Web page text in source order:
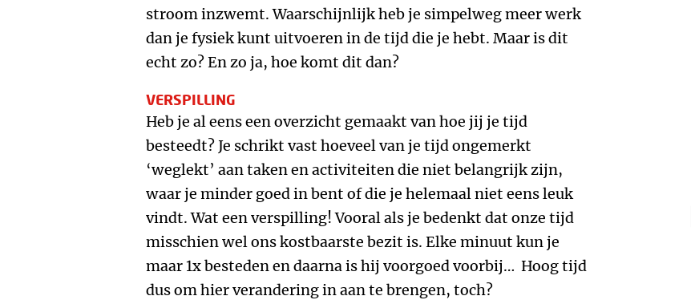
stroom inzwemt. Waarschijnlijk heb je simpelweg meer werk
dan je fysiek kunt uitvoeren in de tijd die je hebt. Maar is dit
echt zo? En zo ja, hoe komt dit dan?
VERSPILLING
Heb je al eens een overzicht gemaakt van hoe jij je tijd
besteedt? Je schrikt vast hoeveel van je tijd ongemerkt
‘weglekt’ aan taken en activiteiten die niet belangrijk zijn,
waar je minder goed in bent of die je helemaal niet eens leuk
vindt. Wat een verspilling! Vooral als je bedenkt dat onze tijd
misschien wel ons kostbaarste bezit is. Elke minuut kun je
maar 1x besteden en daarna is hij voorgoed voorbij… Hoog tijd
dus om hier verandering in aan te brengen, toch?